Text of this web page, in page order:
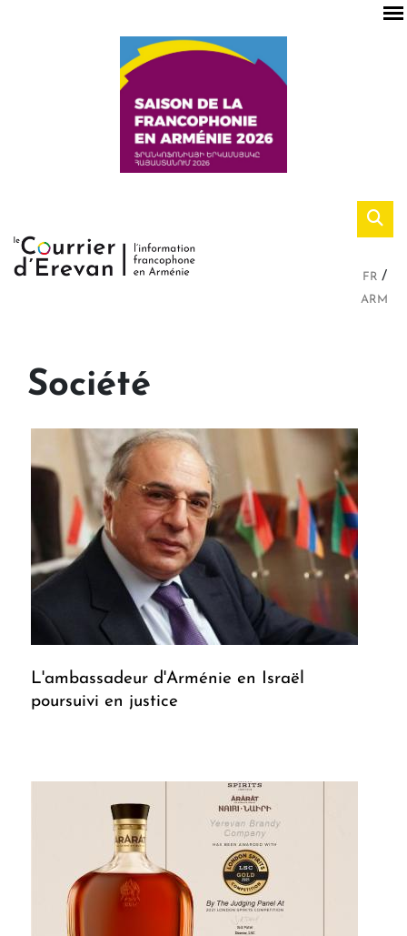
FR
ARM
Société
L'ambassadeur d'Arménie en Israël
poursuivi en justice